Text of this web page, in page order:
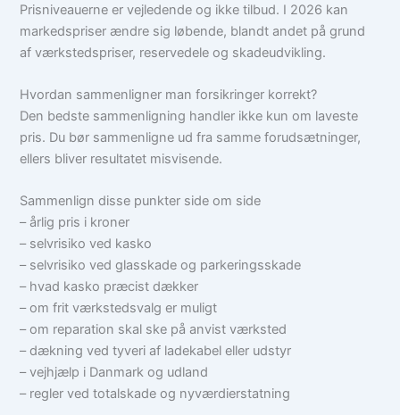
Prisniveauerne er vejledende og ikke tilbud. I 2026 kan
markedspriser ændre sig løbende, blandt andet på grund
af værkstedspriser, reservedele og skadeudvikling.
Hvordan sammenligner man forsikringer korrekt?
Den bedste sammenligning handler ikke kun om laveste
pris. Du bør sammenligne ud fra samme forudsætninger,
ellers bliver resultatet misvisende.
Sammenlign disse punkter side om side
– årlig pris i kroner
– selvrisiko ved kasko
– selvrisiko ved glasskade og parkeringsskade
– hvad kasko præcist dækker
– om frit værkstedsvalg er muligt
– om reparation skal ske på anvist værksted
– dækning ved tyveri af ladekabel eller udstyr
– vejhjælp i Danmark og udland
– regler ved totalskade og nyværdierstatning